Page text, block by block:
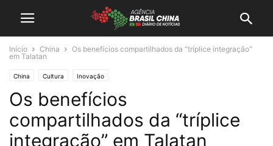
Início China
Os benefícios compartilhados da “tríplice integração”
em Talatan
China Cultura Inovação
Os benefícios
compartilhados da “tríplice
integração” em Talatan